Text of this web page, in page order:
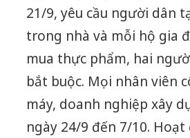
21/9, yêu cầu người dân
trong nhà và mỗi hộ gia
mua thực phẩm, hai
bắt buộc. Mọi nhân viên
máy, doanh nghiệp xây
ngày 24/9 đến 7/10.